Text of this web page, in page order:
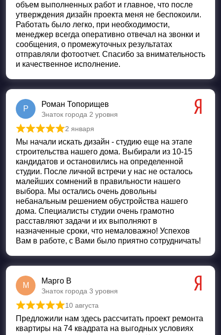
объем выполненных работ и главное, что после
утверждения дизайн проекта меня не беспокоили.
Работать было легко, при необходимости,
менеджер всегда оперативно отвечал на звонки и
сообщения, о промежуточных результатах
отправляли фотоотчет. Спасибо за внимательность
и качественное исполнение.
Р
Роман Топорищев
Знаток города 2 уровня
Оценка из 5
2 января
Мы начали искать дизайн - студию еще на этапе
строительства нашего дома. Выбирали из 10-15
кандидатов и остановились на определенной
студии. После личной встречи у нас не осталось
малейших сомнений в правильности нашего
выбора. Мы остались очень довольны
небанальным решением обустройства нашего
дома. Специалисты студии очень грамотно
расставляют задачи и их выполняют в
назначенные сроки, что немаловажно! Успехов
Вам в работе, с Вами было приятно сотрудничать!
М
Марго В
Знаток города 3 уровня
Оценка из 5
10 августа
Предложили нам здесь рассчитать проект ремонта
квартиры на 74 квадрата на выгодных условиях